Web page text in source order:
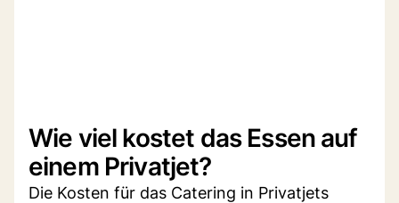
Wie viel kostet das Essen auf
einem Privatjet?
Die Kosten für das Catering in Privatjets